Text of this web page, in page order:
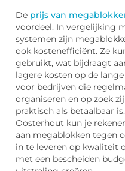
De prijs van
voordeel. In vergelijking
systemen zijn
ook kostenefficiënt. Ze
gebruikt, wat bijdraagt
lagere kosten op de
voor bedrijven die
organiseren en op zoek
praktisch als betaalbaar
Oosterhout kun je
aan megablokken tegen
in te leveren op kwaliteit
met een bescheiden